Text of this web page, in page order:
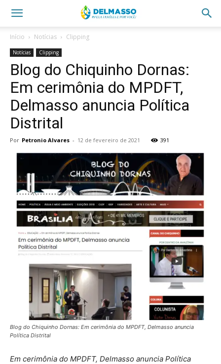
Início Notícias Clipping
Notícias Clipping
Blog do Chiquinho Dornas:
Em cerimônia do MPDFT,
Delmasso anuncia Política
Distrital
Por Petronio Alvares - 12 de fevereiro de 2021 391
Blog do Chiquinho Dornas: Em cerimônia do MPDFT, Delmasso anuncia
Política Distrital
Em cerimônia do MPDFT, Delmasso anuncia Política